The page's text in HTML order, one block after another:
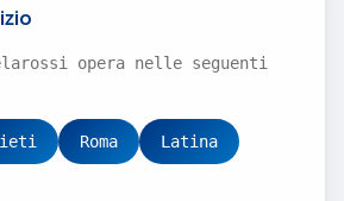
opera nelle seguenti
Roma Latina